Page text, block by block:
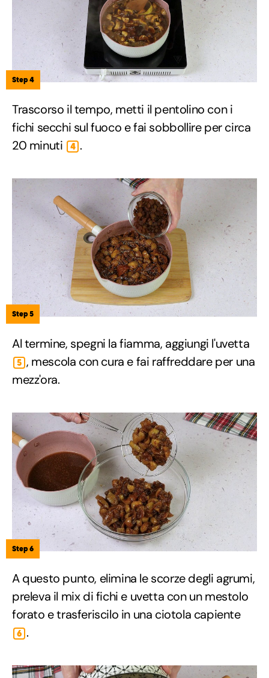
Step 4
Trascorso il tempo, metti il pentolino con i
fichi secchi sul fuoco e fai sobbollire per circa
20 minuti
4 .
Step 5
Al termine, spegni la fiamma, aggiungi l'uvetta
5 , mescola con cura e fai raffreddare per una
mezz'ora.
Step 6
A questo punto, elimina le scorze degli agrumi,
preleva il mix di fichi e uvetta con un mestolo
forato e trasferiscilo in una ciotola capiente
6 .